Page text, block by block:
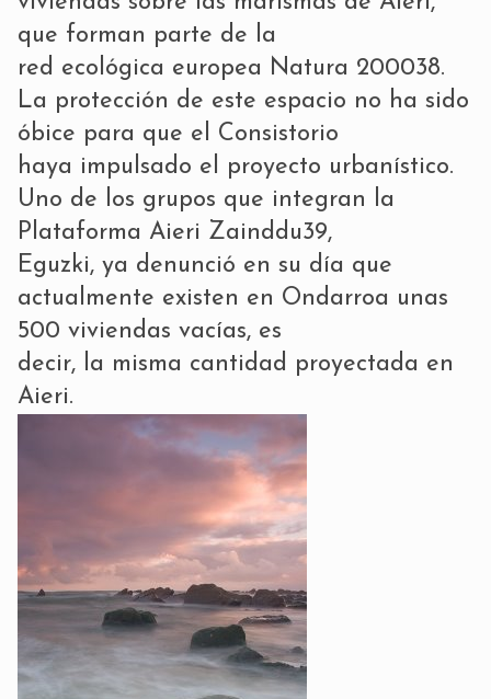
que forman parte de la
red ecológica europea Natura 200038.
La protección de este espacio no ha sido
óbice para que el Consistorio
haya impulsado el proyecto urbanístico.
Uno de los grupos que integran la
Plataforma Aieri Zainddu39,
Eguzki, ya denunció en su día que
actualmente existen en Ondarroa unas
500 viviendas vacías, es
decir, la misma cantidad proyectada en
Aieri.